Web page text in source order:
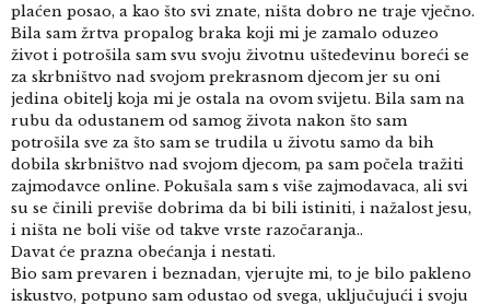
plaćen posao, a kao što svi znate, ništa dobro ne traje vječno.
Bila sam žrtva propalog braka koji mi je zamalo oduzeo
život i potrošila sam svu svoju životnu ušteđevinu boreći se
za skrbništvo nad svojom prekrasnom djecom jer su oni
jedina obitelj koja mi je ostala na ovom svijetu. Bila sam na
rubu da odustanem od samog života nakon što sam
potrošila sve za što sam se trudila u životu samo da bih
dobila skrbništvo nad svojom djecom, pa sam počela tražiti
zajmodavce online. Pokušala sam s više zajmodavaca, ali svi
su se činili previše dobrima da bi bili istiniti, i nažalost jesu,
i ništa ne boli više od takve vrste razočaranja..
Davat će prazna obećanja i nestati.
Bio sam prevaren i beznadan, vjerujte mi, to je bilo pakleno
iskustvo, potpuno sam odustao od svega, uključujući i svoju